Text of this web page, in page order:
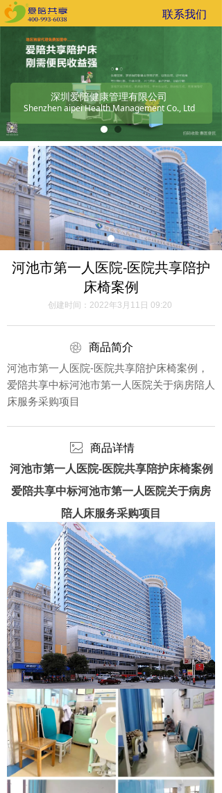
联系我们
深圳爱陪健康管理有限公司
Shenzhen aipei Health Management Co., Ltd
河池市第一人医院-医院共享陪护
床椅案例
商品简介
创建时间： 2022年3月11日 09:20
河池市第一人医院-医院共享陪护床椅案例，
爱陪共享中标河池市第一人医院关于病房陪人
床服务采购项目
商品详情
河池市第一人医院-医院共享陪护床椅案例
爱陪共享中标河池市第一人医院关于病房
陪人床服务采购项目
ꁵ
ꂈ